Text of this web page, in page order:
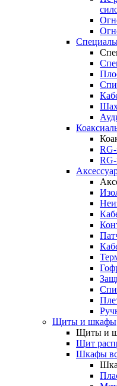
RG-
Щиты и шкафы
Щиты и
Щит
Шкафы